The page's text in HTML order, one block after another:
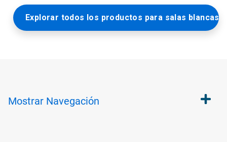
Explorar todos los productos para salas blancas
Mostrar Navegación